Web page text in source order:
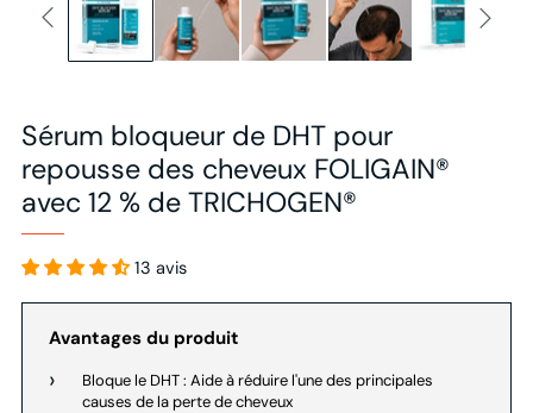
Sérum bloqueur de DHT pour
repousse des cheveux FOLIGAIN®
avec 12 % de TRICHOGEN®
13 avis
Avantages du produit
Bloque le DHT : Aide à réduire l'une des principales
causes de la perte de cheveux